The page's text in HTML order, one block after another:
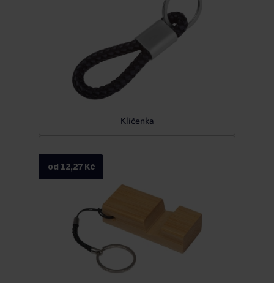
Klíčenka
od 12,27 Kč